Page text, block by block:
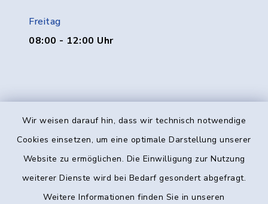
Wir weisen darauf hin, dass wir technisch notwendige
Cookies einsetzen, um eine optimale Darstellung unserer
Website zu ermöglichen. Die Einwilligung zur Nutzung
weiterer Dienste wird bei Bedarf gesondert abgefragt.
Weitere Informationen finden Sie in unseren
Freitag
08:00 - 12:00 Uhr
Kontakt
Datenschutz